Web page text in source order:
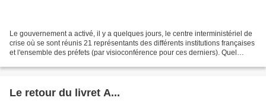
Le gouvernement a activé, il y a quelques jours, le centre interministériel de
crise où se sont réunis 21 représentants des différents institutions françaises
et l'ensemble des préfets (par visioconférence pour ces derniers). Quel
Le retour du livret A...